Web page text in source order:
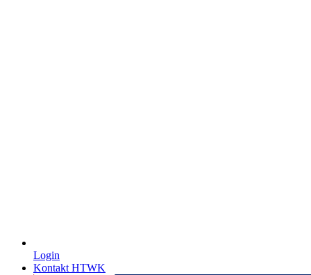
Login
Kontakt HTWK